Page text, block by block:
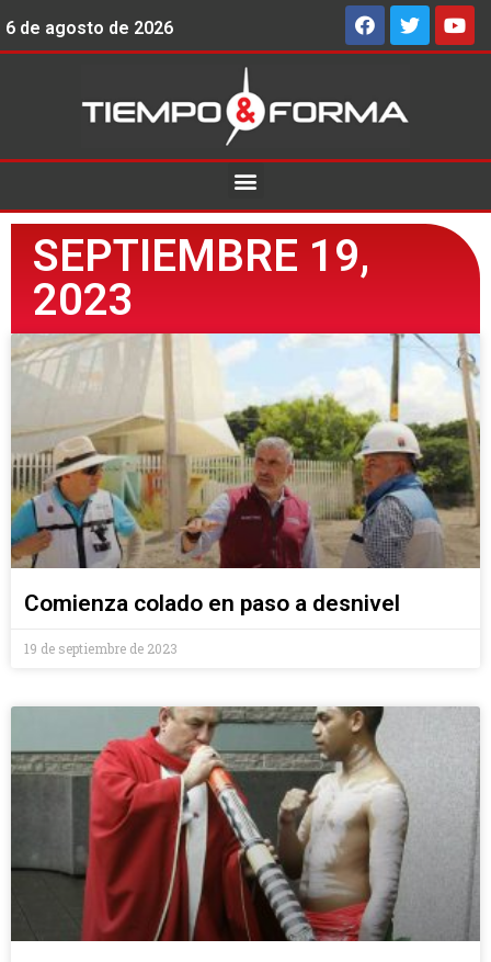
6 de agosto de 2026
SEPTIEMBRE 19,
2023
Comienza colado en paso a desnivel
19 de septiembre de 2023